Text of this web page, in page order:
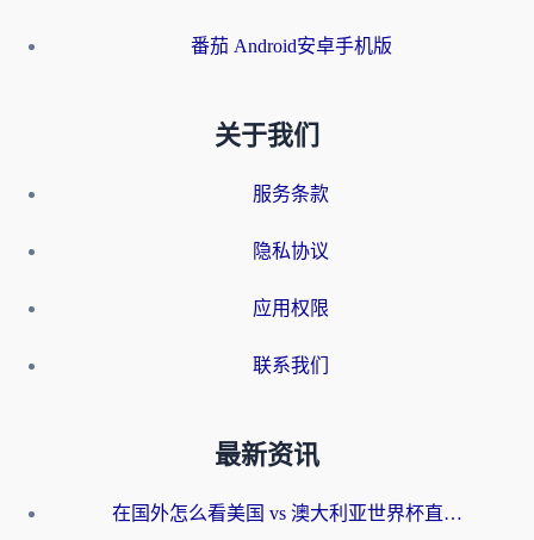
番茄 Android安卓手机版
关于我们
服务条款
隐私协议
应用权限
联系我们
最新资讯
在国外怎么看美国 vs 澳大利亚世界杯直播？海外党必藏的中文解说观赛指南